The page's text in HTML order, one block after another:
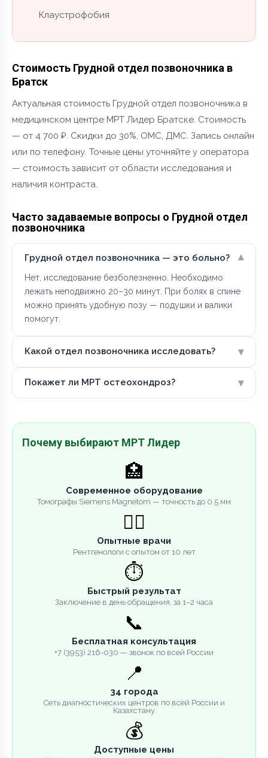
Клаустрофобия
Стоимость Грудной отдел позвоночника в
Братск
Актуальная стоимость Грудной отдел позвоночника в
медицинском центре МРТ Лидер Братске. Стоимость
— от 4 700 ₽. Скидки до 30%, ОМС, ДМС. Запись онлайн
или по телефону. Точные цены уточняйте у оператора
— стоимость зависит от области исследования и
наличия контраста.
Часто задаваемые вопросы о Грудной отдел
позвоночника
Грудной отдел позвоночника — это больно? ▾
Нет, исследование безболезненно. Необходимо
лежать неподвижно 20–30 минут. При болях в спине
можно принять удобную позу — подушки и валики
помогут.
Какой отдел позвоночника исследовать? ▾
Покажет ли МРТ остеохондроз? ▾
Почему выбирают МРТ Лидер
🏥
Современное оборудование
Томографы Siemens Magnetom — точность до 0.5 мм
👨‍⚕️
Опытные врачи
Рентгенологи с опытом от 10 лет
⏱️
Быстрый результат
Заключение в день обращения, за 1–2 часа
📞
Бесплатная консультация
+7 (3953) 216-030 — звонок по всей России
📍
34 города
Сеть диагностических центров по всей России и
Казахстану
💰
Доступные цены